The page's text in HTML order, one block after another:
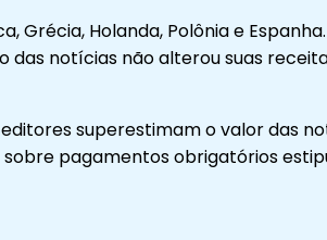
Grécia, Holanda, Polônia e
notícias não alterou suas
superestimam o valor das
pagamentos obrigatórios